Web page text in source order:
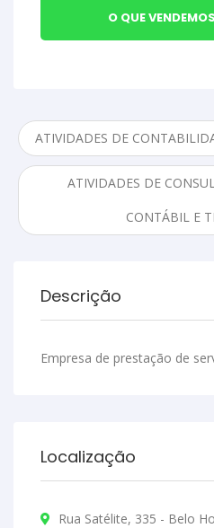
O QUE
ATIVIDADES DE
ATIVIDADES DE
CONTÁBIL E
Descrição
Empresa de prestação de
Localização
Rua Satélite, 335 - Belo